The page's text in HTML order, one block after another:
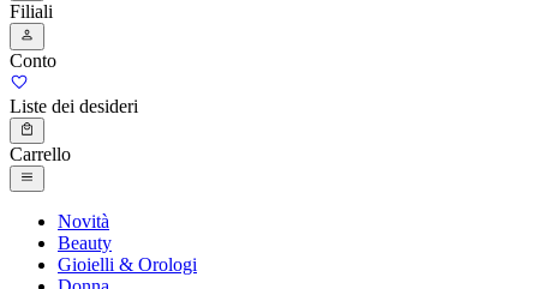
Filiali
Conto
Liste dei desideri
Carrello
Novità
Beauty
Gioielli & Orologi